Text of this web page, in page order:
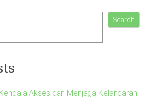
Search
Akses dan Menjaga Kelancaran